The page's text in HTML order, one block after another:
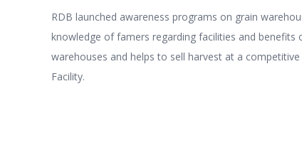
RDB launched awareness programs on grain
knowledge of famers regarding facilities and
warehouses and helps to sell harvest at a
Facility.